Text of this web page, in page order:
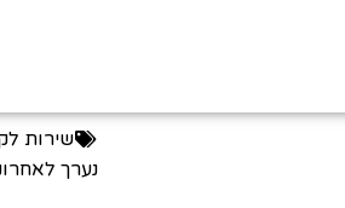
שירות
נערך